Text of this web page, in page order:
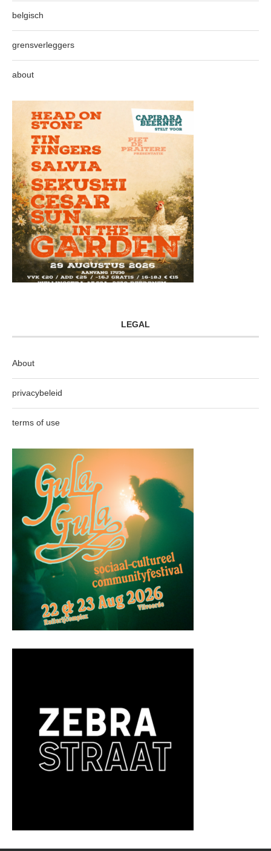
belgisch
grensverleggers
about
LEGAL
About
privacybeleid
terms of use